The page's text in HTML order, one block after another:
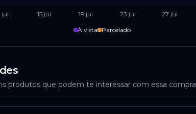
jul 15 jul 19 jul 23 jul 27 jul
À vista Parcelado
produtos que podem te interessar com essa compra